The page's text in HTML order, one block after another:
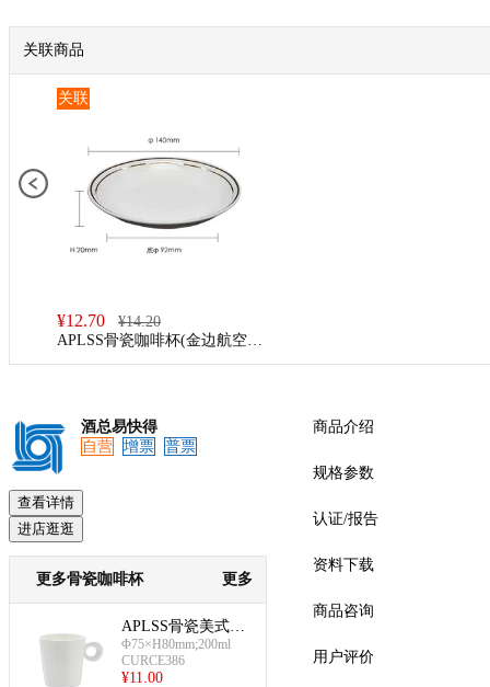
关联商品
¥12.70 ¥14.20
APLSS骨瓷咖啡杯(金边航空杯
碟)
关联
酒总易快得
自营
增票 普票
查看详情
进店逛逛
更多骨瓷咖啡杯 更多
APLSS骨瓷美式可
叠咖啡杯碟(杯)
Φ75×H80mm;200ml
CURCE386
¥11.00
商品介绍
规格参数
认证/报告
资料下载
商品咨询
用户评价